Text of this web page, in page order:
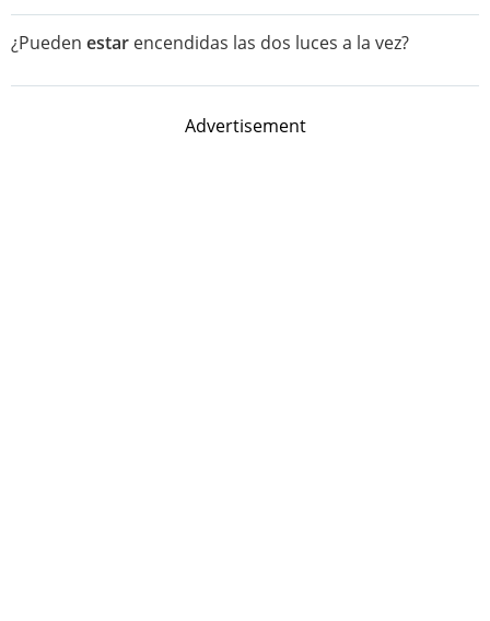
¿Pueden estar encendidas las dos luces a la vez?
Advertisement